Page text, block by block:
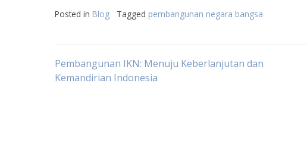
Posted in Blog Tagged pembangunan negara bangsa
Post
Pembangunan IKN: Menuju Keberlanjutan dan
Kemandirian Indonesia